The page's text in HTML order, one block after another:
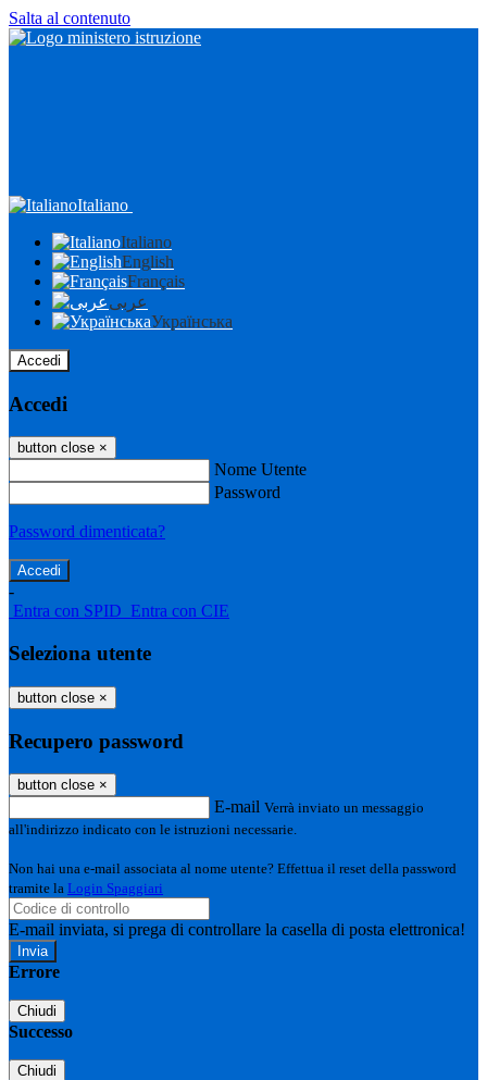
Salta al contenuto
Italiano
Italiano
English
Français
عربى
Українська
Accedi
Accedi
button close ×
Nome Utente
Password
Password dimenticata?
-
Entra con SPID Entra con CIE
Seleziona utente
button close ×
Recupero password
button close ×
E-mail Verrà inviato un messaggio
all'indirizzo indicato con le istruzioni necessarie.
Non hai una e-mail associata al nome utente? Effettua il reset della password
tramite la Login Spaggiari
E-mail inviata, si prega di controllare la casella di posta elettronica!
Errore
Chiudi
Successo
Chiudi